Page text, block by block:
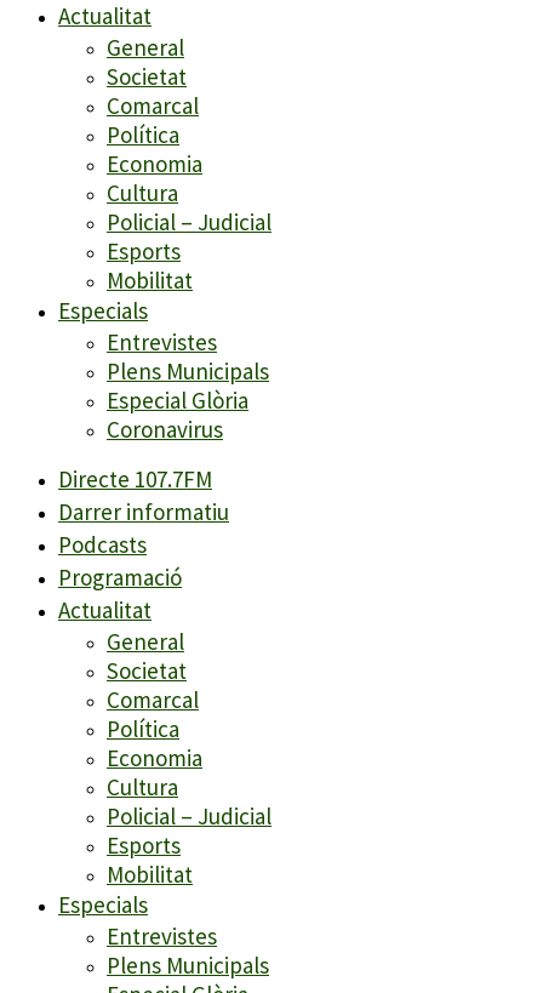
Actualitat
General
Societat
Comarcal
Política
Economia
Cultura
Policial – Judicial
Esports
Mobilitat
Especials
Entrevistes
Plens Municipals
Especial Glòria
Coronavirus
Directe 107.7FM
Darrer informatiu
Podcasts
Programació
Actualitat
General
Societat
Comarcal
Política
Economia
Cultura
Policial – Judicial
Esports
Mobilitat
Especials
Entrevistes
Plens Municipals